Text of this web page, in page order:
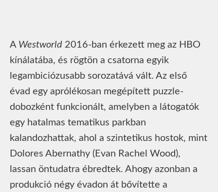
A Westworld 2016-ban érkezett meg az HBO
kínálatába, és rögtön a csatorna egyik
legambiciózusabb sorozatává vált. Az első
évad egy aprólékosan megépített puzzle-
dobozként funkcionált, amelyben a látogatók
egy hatalmas tematikus parkban
kalandozhattak, ahol a szintetikus hostok, mint
Dolores Abernathy (Evan Rachel Wood),
lassan öntudatra ébredtek. Ahogy azonban a
produkció négy évadon át bővítette a